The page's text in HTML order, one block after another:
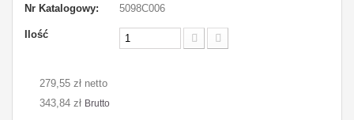
Nr Katalogowy: 5098C006
Ilość
279,55 zł netto
343,84 zł Brutto